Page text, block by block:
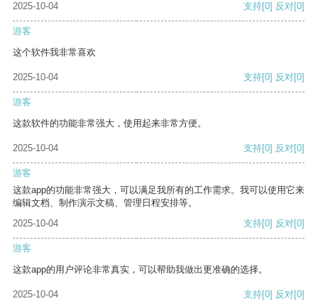
2025-10-04 支持[0] 反对[0]
游客
这个软件我非常喜欢
2025-10-04 支持[0] 反对[0]
游客
这款软件的功能非常强大，使用起来非常方便。
2025-10-04 支持[0] 反对[0]
游客
这款app的功能非常强大，可以满足我所有的工作需求。我可以使用它来
编辑文档、制作演示文稿、管理日程安排等。
2025-10-04
支持[0] 反对[0]
游客
这款app的用户评论非常真实，可以帮助我做出更准确的选择。
2025-10-04 支持[0] 反对[0]